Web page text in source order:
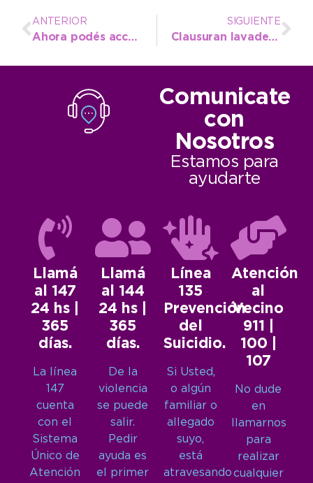
ANTERIOR
Ahora podés acceder a tu «Primer Crédito PyME»
SIGUIENTE
Clausuran lavadero de autos ubicado en pleno centro de la ciudad
Comunicate
con
Nosotros
Estamos para
ayudarte
Llamá
al 147
24 hs |
365
días.
La línea
147
cuenta
con el
Sistema
Único de
Atención
Llamá
al 144
24 hs |
365
días.
De la
violencia
se puede
salir.
Pedir
ayuda es
el primer
Línea
135
Prevención
del
Suicidio.
Si Usted,
o algún
familiar o
allegado
suyo,
está
atravesando
Atención
al
Vecino
911 |
100 |
107
No dude
en
llamarnos
para
realizar
cualquier